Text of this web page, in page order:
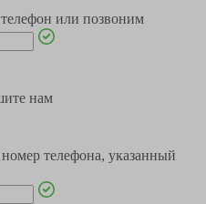
или позвоним
нам
телефона, указанный